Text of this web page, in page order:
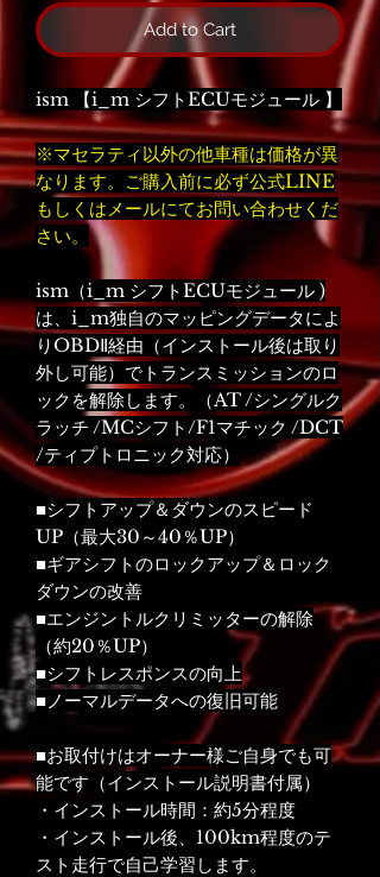
Add to Cart
ism 【i_m シフトECUモジュール 】
※マセラティ以外の他車種は価格が異
なります。ご購入前に必ず公式LINE
もしくはメールにてお問い合わせくだ
さい。
ism（i_m シフトECUモジュール )
は、i_m独自のマッピングデータによ
りOBDⅡ経由（インストール後は取り
外し可能）でトランスミッションのロ
ックを解除します。（AT /シングルク
ラッチ /MCシフト/F1マチック /DCT
/ティプトロニック対応）
■シフトアップ＆ダウンのスピード
UP（最大30～40％UP）
■ギアシフトのロックアップ＆ロック
ダウンの改善
■エンジントルクリミッターの解除
（約20％UP）
■シフトレスポンスの向上
■ノーマルデータへの復旧可能
■お取付けはオーナー様ご自身でも可
能です（インストール説明書付属）
・インストール時間：約5分程度
・インストール後、100km程度のテ
スト走行で自己学習します。